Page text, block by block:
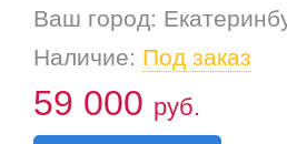
Ваш город:
Наличие: Под заказ
59 000 руб.